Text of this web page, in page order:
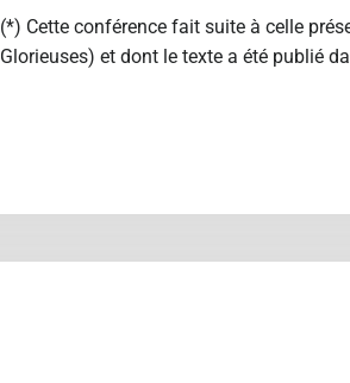
(*) Cette conférence fait suite à celle
Glorieuses) et dont le texte a été publié